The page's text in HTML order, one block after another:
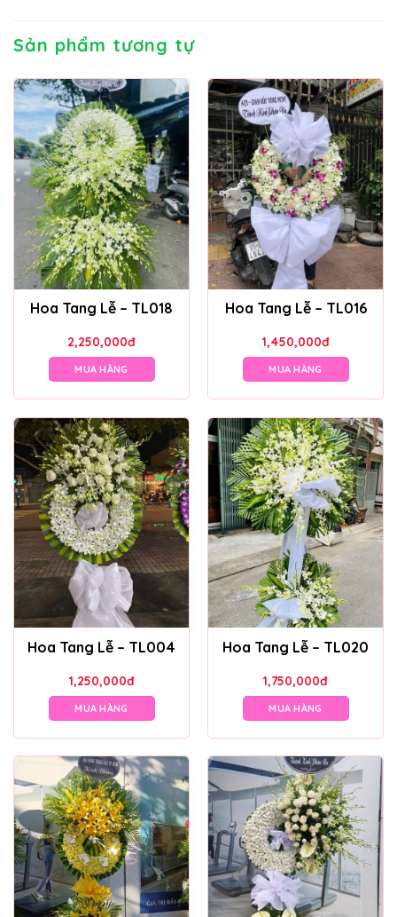
Sản phẩm tương tự
Hoa Tang Lễ – TL018
2,250,000đ
MUA HÀNG
Hoa Tang Lễ – TL016
1,450,000đ
MUA HÀNG
Hoa Tang Lễ – TL004
1,250,000đ
MUA HÀNG
Hoa Tang Lễ – TL020
1,750,000đ
MUA HÀNG